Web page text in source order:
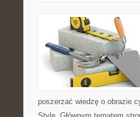
poszerzać wiedzę o obrazie